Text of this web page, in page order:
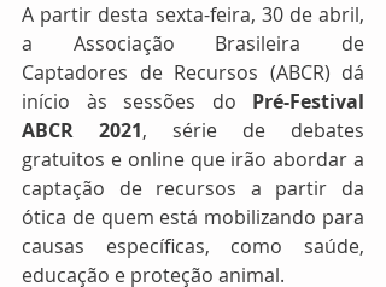
A partir desta sexta-feira, 30 de abril,
a Associação Brasileira de
Captadores de Recursos (ABCR) dá
início às sessões do Pré-Festival
ABCR 2021, série de debates
gratuitos e online que irão abordar a
captação de recursos a partir da
ótica de quem está mobilizando para
causas específicas, como saúde,
educação e proteção animal.